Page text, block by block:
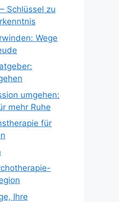
Schlüssel zu
Wege
umgehen:
mehr Ruhe
für
Ihre